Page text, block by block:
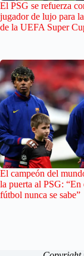
El PSG se refuerza
jugador de lujo para
de la UEFA Super
El campeón del
la puerta al PSG: “En
fútbol nunca se sabe”